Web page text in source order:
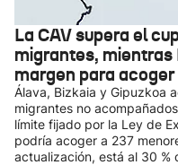
La CAV supera el
migrantes,
margen para
Álava, Bizkaia y Gipuzkoa
migrantes no
límite fijado por la Ley de
podría acoger a 237
actualización, está al 30 %